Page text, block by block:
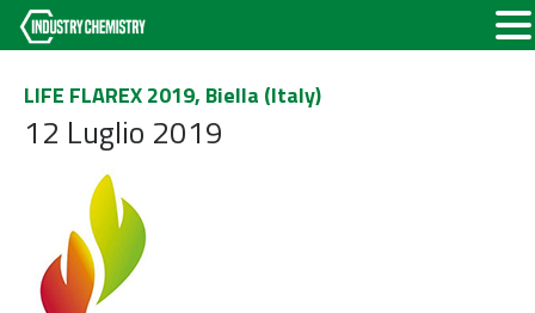
LIFE FLAREX 2019, Biella (Italy)
12 Luglio 2019